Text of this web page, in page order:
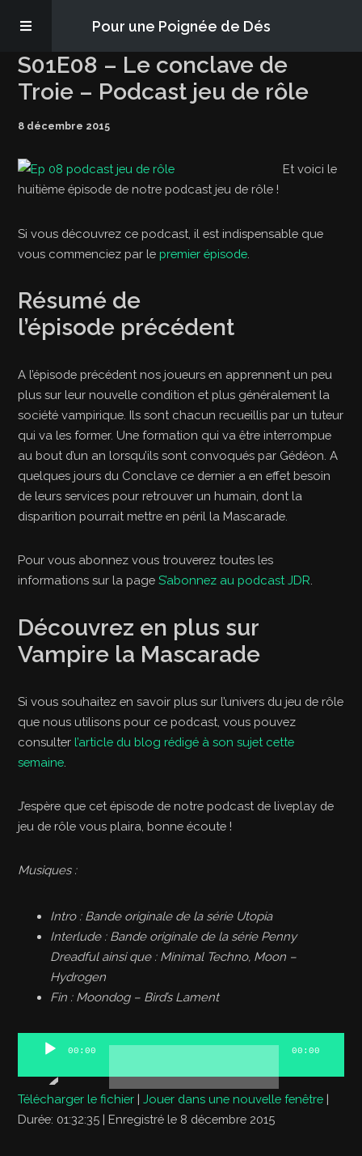
Pour une Poignée de Dés
Les épisodes
PQD2P
S’abonner
Blog
S01E08 – Le conclave de
Troie – Podcast jeu de rôle
8 décembre 2015
Et voici le
huitième épisode de notre podcast jeu de rôle !
Si vous découvrez ce podcast, il est indispensable que
vous commenciez par lepremier épisode
Résumé de
l’épisode précédent
A l’épisode précédent nos joueurs en apprennent un peu
plus sur leur nouvelle condition et plus généralement la
société vampirique. Ils sont chacun recueillis par un tuteur
qui va les former. Une formation qui va être interrompue
au bout d’un an lorsqu’ils sont convoqués par Gédéon. A
quelques jours du Conclave ce dernier a en effet besoin
de leurs services pour retrouver un humain, dont la
disparition pourrait mettre en péril la Mascarade.
Pour vous abonnez vous trouverez toutes les
informations sur la pageS’abonnez au podcast JDR
Découvrez en plus sur
Vampire la Mascarade
Si vous souhaitez en savoir plus sur l’univers du jeu de rôle
que nous utilisons pour ce podcast, vous pouvez
consulterl’article du blog rédigé à son sujet cette
semaine
J’espère que cet épisode de notre podcast de liveplay de
jeu de rôle vous plaira, bonne écoute !
Musiques :
Intro : Bande originale de la série Utopia
Interlude : Bande originale dela série Penny
Dreadful ainsi que : Minimal Techno, Moon –
Hydrogen
Fin : Moondog – Bird’s Lament
Lecteur
00:00 00:00
Télécharger le fichier |Jouer dans une nouvelle fenêtre |
Durée: 01:32:35 | Enregistré le 8 décembre 2015